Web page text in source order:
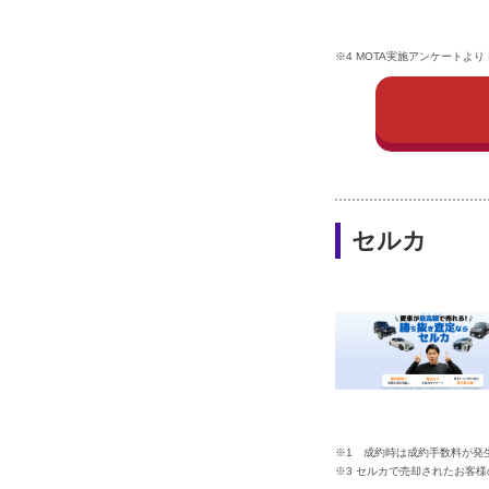
※4 MOTA実施アンケートよ
セルカ
※1 成約時は成約手数料が発
※3 セルカで売却されたお客